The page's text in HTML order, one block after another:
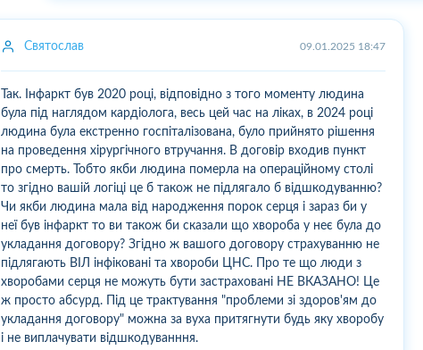
Святослав 09.01.2025 18:47
Так. Інфаркт був 2020 році, відповідно з того моменту людина
була під наглядом кардіолога, весь цей час на ліках, в 2024 році
людина була екстренно госпіталізована, було прийнято рішення
на проведення хірургічного втручання. В договір входив пункт
про смерть. Тобто якби людина померла на операційному столі
то згідно вашій логіці це б також не підлягало б відшкодуванню?
Чи якби людина мала від народження порок серця і зараз би у
неї був інфаркт то ви також би сказали що хвороба у неє була до
укладання договору? Згідно ж вашого договору страхуванню не
підлягають ВІЛ інфіковані та хвороби ЦНС. Про те що люди з
хворобами серця не можуть бути застраховані НЕ ВКАЗАНО! Це
ж просто абсурд. Під це трактування "проблеми зі здоров'ям до
укладання договору" можна за вуха притягнути будь яку хворобу
і не виплачувати відшкодуванння.